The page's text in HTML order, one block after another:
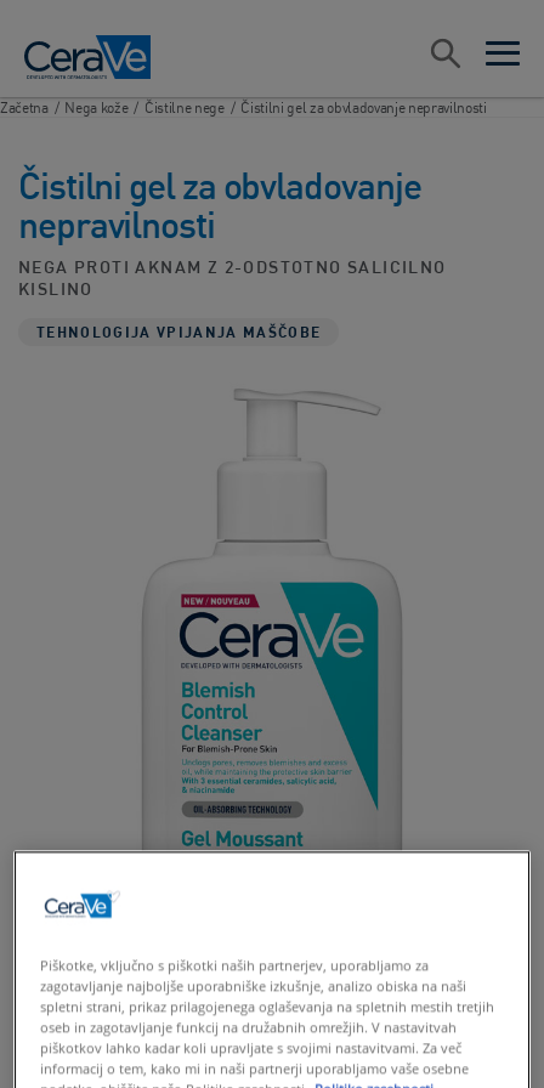
open
open
Search
Začetna / Nega kože / Čistilne nege / Čistilni gel za obvladovanje nepravilnosti
Čistilni gel za obvladovanje
nepravilnosti
NEGA PROTI AKNAM Z 2-ODSTOTNO SALICILNO
KISLINO
TEHNOLOGIJA VPIJANJA MAŠČOBE
Piškotke, vključno s piškotki naših partnerjev, uporabljamo za
zagotavljanje najboljše uporabniške izkušnje, analizo obiska na naši
spletni strani, prikaz prilagojenega oglaševanja na spletnih mestih tretjih
oseb in zagotavljanje funkcij na družabnih omrežjih. V nastavitvah
piškotkov lahko kadar koli upravljate s svojimi nastavitvami. Za več
informacij o tem, kako mi in naši partnerji uporabljamo vaše osebne